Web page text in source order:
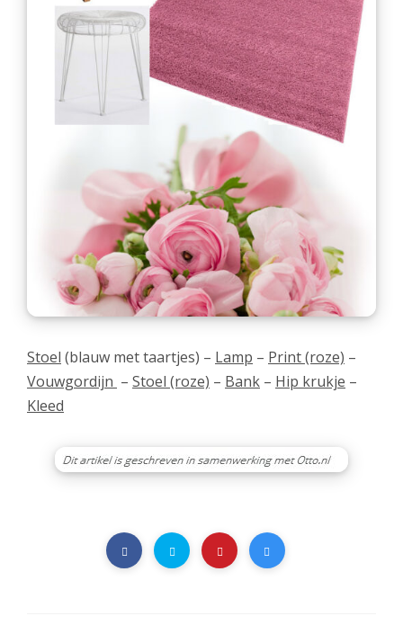
Stoel (blauw met taartjes) – Lamp – Print (roze) –
Vouwgordijn – Stoel (roze) – Bank – Hip krukje –
Kleed